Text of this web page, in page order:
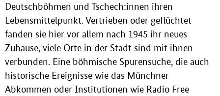
Deutschböhmen und Tschech:innen ihren
Lebensmittelpunkt. Vertrieben oder geflüchtet
fanden sie hier vor allem nach 1945 ihr neues
Zuhause, viele Orte in der Stadt sind mit ihnen
verbunden. Eine böhmische Spurensuche, die auch
historische Ereignisse wie das Münchner
Abkommen oder Institutionen wie Radio Free